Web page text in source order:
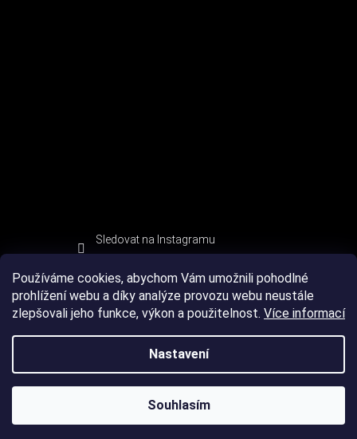
Používáme cookies, abychom Vám umožnili pohodlné
prohlížení webu a díky analýze provozu webu neustále
zlepšovali jeho funkce, výkon a použitelnost. Více informací
Nastavení
Souhlasím
Sledovat na Instagramu
DEVIL SPORT. Všechna práva vyhrazena.